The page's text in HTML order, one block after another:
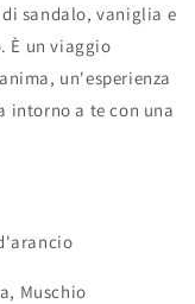
sandalo, vaniglia e
È un viaggio
un'esperienza
intorno a te con una
Muschio